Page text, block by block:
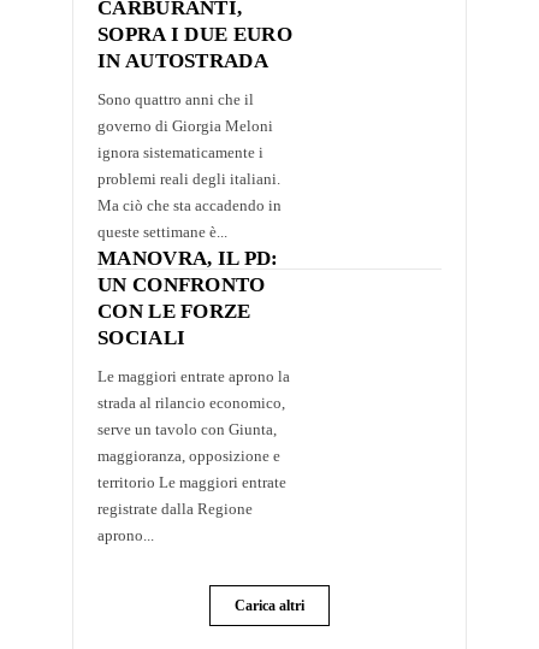
CARBURANTI,
SOPRA I DUE EURO
IN AUTOSTRADA
Sono quattro anni che il
governo di Giorgia Meloni
ignora sistematicamente i
problemi reali degli italiani.
Ma ciò che sta accadendo in
queste settimane è...
MANOVRA, IL PD:
UN CONFRONTO
CON LE FORZE
SOCIALI
Le maggiori entrate aprono la
strada al rilancio economico,
serve un tavolo con Giunta,
maggioranza, opposizione e
territorio Le maggiori entrate
registrate dalla Regione
aprono...
Carica altri